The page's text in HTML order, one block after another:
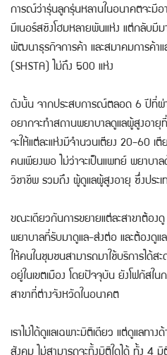
การณ์ว่ารุ่นลูกรุ่นหลานในอนาคตจะมี
มีเนอร์สซิงโฮมหลายพันแห่ง แต่กลับมี
พัฒนาธุรกิจการค้า และสมาคมการค้า
(SHSTA) ไม่ถึง 500 แห่ง
ดังนั้น จากประสบการณ์ตลอด 6 ปีที่ผ่
อยากจะทำสถานพยาบาลดูแลผู้สูงอายุ
จะให้แต่ละแห่งมีจำนวนเตียง 20-60 เตี
คนเพียงพอ ไม่ว่าจะเป็นแพทย์ พยาบ
วิชาชีพ รวมถึง ผู้ดูแลผู้สูงอายุ ซึ่งประ
ขณะเดียวกันการขยายแต่ละสาขาต้อง
พยาบาลที่รับมาดูแล-ส่งต่อ และต้องดู
ให้คนในชุมชนสามารถมาใช้บริการได้
อยู่ในเขตเมือง โดยปัจจุบัน ยังโฟกัสใ
สาขาที่ต่างจังหวัดในอนาคต
เราไม่ได้ดูแลเฉพาะมิติเดียว แต่ดูแลทา
สังคม ไม่สามารถจะทิ้งมิติใดได้ ทั้ง 4